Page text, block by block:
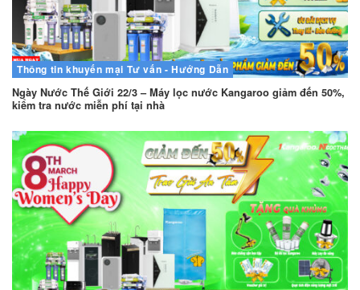
Thông tin khuyến mại Tư vấn - Hướng Dẫn
Ngày Nước Thế Giới 22/3 – Máy lọc nước Kangaroo giảm đến 50%,
kiểm tra nước miễn phí tại nhà